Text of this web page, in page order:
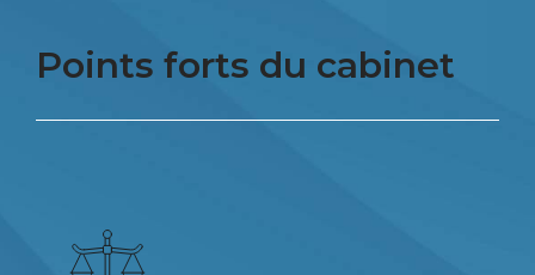
Points forts du cabinet